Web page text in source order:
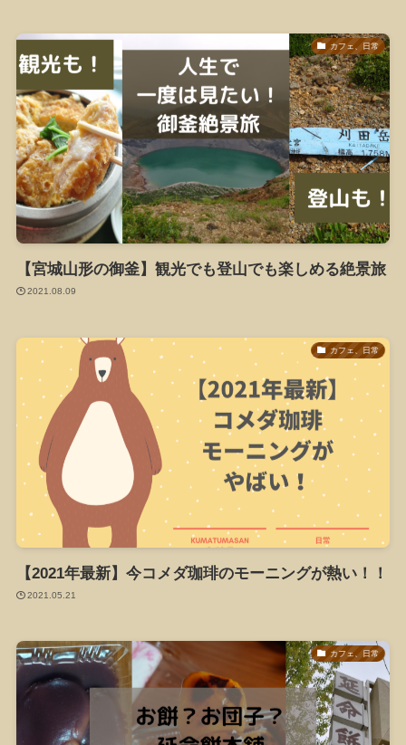
カフェ、日常
【宮城山形の御釜】観光でも登山でも楽しめる絶景旅
2021.08.09
カフェ、日常
【2021年最新】今コメダ珈琲のモーニングが熱い！！
2021.05.21
カフェ、日常